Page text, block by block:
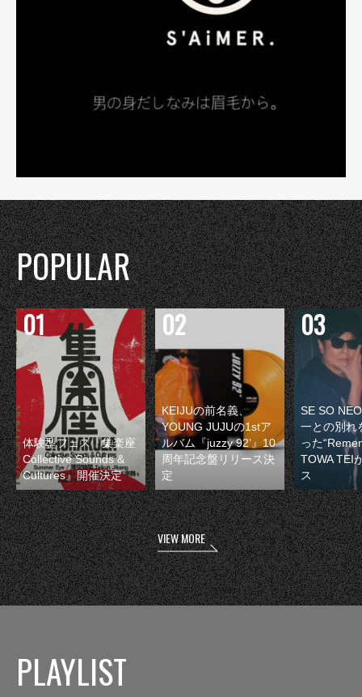
POPULAR
体験型フェス『集楽座
Collective Sounds &
Cultures』開催決定
KEIJUの前名義、
YOUNG JUJUの1stア
ルバム『juzzy 92’』10
周年記念盤リリース決
定
SE SO
一との別れ
った
TOWA TEI
ス
VIEW MORE
PLAYLIST